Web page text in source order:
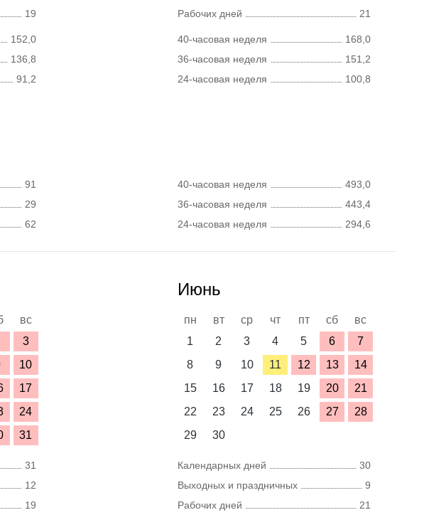
19
152,0
136,8
91,2
Рабочих дней
21
40-часовая неделя
168,0
36-часовая неделя
151,2
24-часовая неделя
100,8
91
29
62
40-часовая неделя
493,0
36-часовая неделя
443,4
24-часовая неделя
294,6
вс
3
10
17
24
31
31
12
19
Июнь
пн вт ср чт пт сб
вс
1
2 3 4 5 6
7
8
9 10 11 12 13
14
15
16 17 18 19 20
21
22
23 24 25 26 27
28
29
30
Календарных дней
30
Выходных и праздничных
9
Рабочих дней
21